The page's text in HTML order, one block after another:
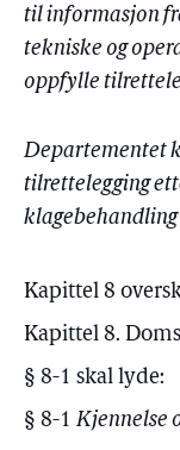
til informasjon
tekniske og
oppfylle
Departementet
tilrettelegging
Kapittel 8
Kapittel 8.
§ 8-1 skal lyde:
§ 8-1 Kjennelse